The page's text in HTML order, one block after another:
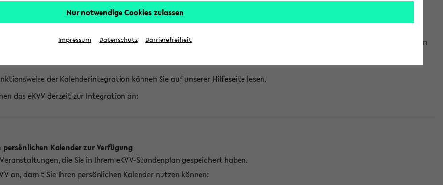
Veranstaltungstermine in eine Vielzahl von Kalenderanwendungen einzubinden. Auf diese Weise können Sie einen
der Kalenderintegration können Sie auf unserer Hilfeseite lesen.
das eKVV derzeit zur Integration an:
Kalender zur Verfügung
die Sie in Ihrem eKVV-Stundenplan gespeichert haben.
an, damit Sie Ihren persönlichen Kalender nutzen können:
Nur notwendige Cookies zulassen
Impressum Datenschutz Barrierefreiheit